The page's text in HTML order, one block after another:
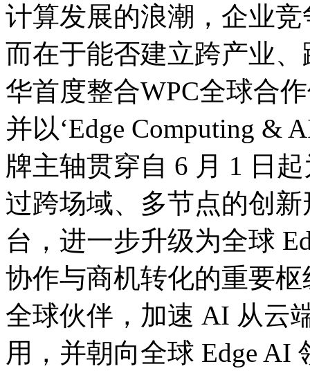
计算发展的浪潮，企业
而在于能否建立跨产业
华首度整合WPC全球合
并以‘Edge Computing &
牌主轴贯穿自 6 月 1 日
过跨场域、多节点的创
台，进一步升级为全球
协作与商机转化的重要
全球伙伴，加速 AI 从云
用，并朝向全球 Edge AI